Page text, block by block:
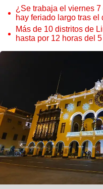
¿Se trabaja el viernes
hay feriado largo tras
Más de 10 distritos de
hasta por 12 horas del